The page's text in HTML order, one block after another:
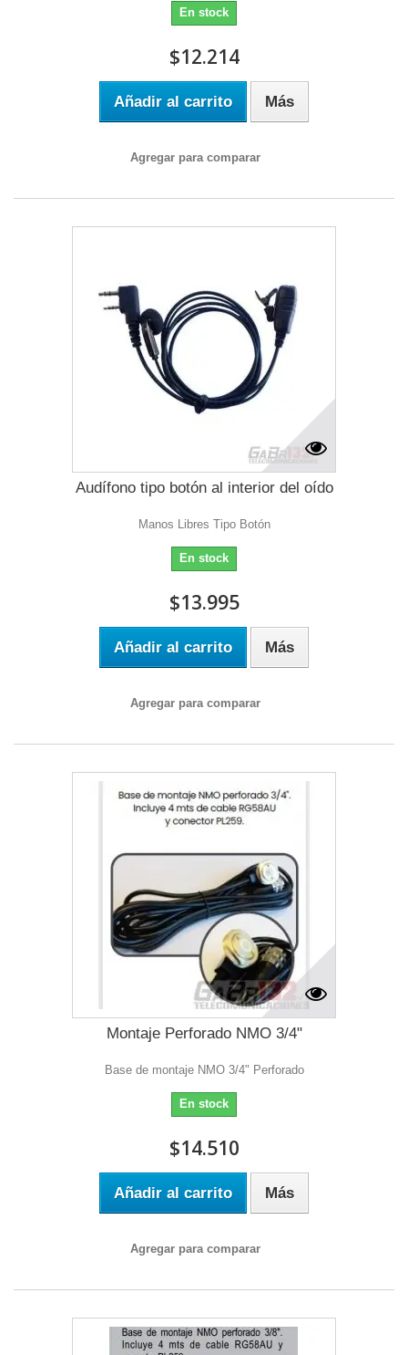
En stock
$12.214
Añadir al carrito Más
Agregar para comparar
Audífono tipo botón al interior del oído
Manos Libres Tipo Botón
En stock
$13.995
Añadir al carrito Más
Agregar para comparar
Montaje Perforado NMO 3/4"
Base de montaje NMO 3/4" Perforado
En stock
$14.510
Añadir al carrito Más
Agregar para comparar